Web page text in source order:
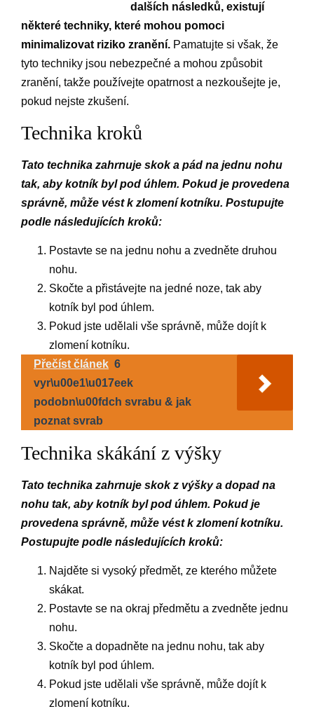
dalších následků, existují
některé techniky, které mohou pomoci
minimalizovat riziko zranění. Pamatujte si však, že
tyto techniky jsou nebezpečné a mohou způsobit
zranění, takže používejte opatrnost a nezkoušejte je,
pokud nejste zkušení.
Technika kroků
Tato technika zahrnuje skok a pád na jednu nohu
tak, aby kotník byl pod úhlem. Pokud je provedena
správně, může vést k zlomení kotníku. Postupujte
podle následujících kroků:
Postavte se na jednu nohu a zvedněte druhou
nohu.
Skočte a přistávejte na jedné noze, tak aby
kotník byl pod úhlem.
Pokud jste udělali vše správně, může dojít k
zlomení kotníku.
Přečíst článek 6
vyr\u00e1\u017eek
podobn\u00fdch svrabu & jak
poznat svrab
Technika skákání z výšky
Tato technika zahrnuje skok z výšky a dopad na
nohu tak, aby kotník byl pod úhlem. Pokud je
provedena správně, může vést k zlomení kotníku.
Postupujte podle následujících kroků:
Najděte si vysoký předmět, ze kterého můžete
skákat.
Postavte se na okraj předmětu a zvedněte jednu
nohu.
Skočte a dopadněte na jednu nohu, tak aby
kotník byl pod úhlem.
Pokud jste udělali vše správně, může dojít k
zlomení kotníku.